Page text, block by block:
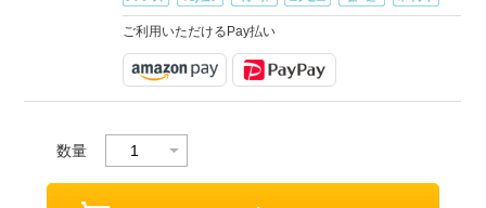
ご利用いただけるPay払い
数量